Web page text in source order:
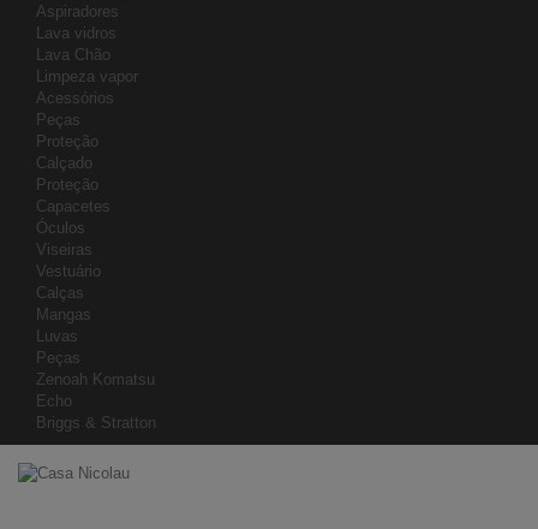
Aspiradores
Lava vidros
Lava Chão
Limpeza vapor
Acessórios
Peças
Proteção
Calçado
Proteção
Capacetes
Óculos
Viseiras
Vestuário
Calças
Mangas
Luvas
Peças
Zenoah Komatsu
Echo
Briggs & Stratton